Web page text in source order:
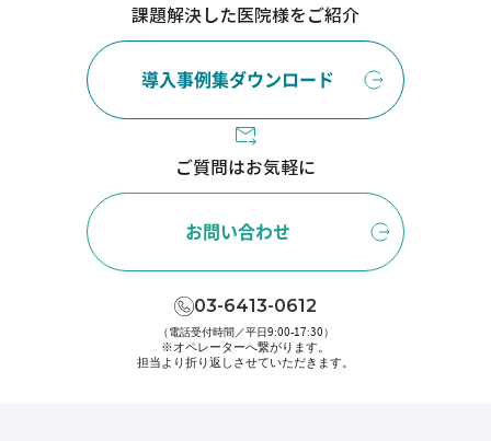
課題解決した医院様をご紹介
導入事例集ダウンロード
ご質問はお気軽に
お問い合わせ
03-6413-0612
（電話受付時間／平日9:00-17:30）
※オペレーターへ繋がります。
担当より折り返しさせていただきます。